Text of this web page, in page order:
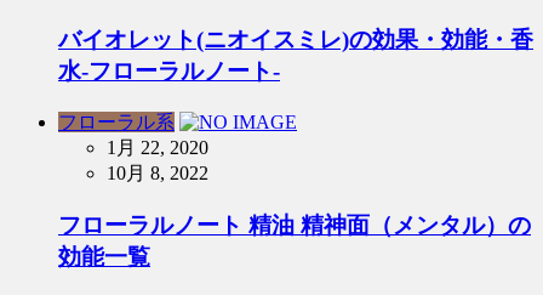
バイオレット(ニオイスミレ)の効果・効能・香
水-フローラルノート-
フローラル系
1月 22, 2020
10月 8, 2022
フローラルノート 精油 精神面（メンタル）の
効能一覧